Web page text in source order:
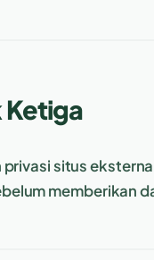
Ketiga
situs
memberikan